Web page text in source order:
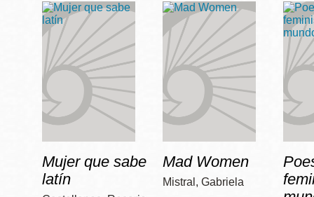
Mujer que sabe
latín
Mad Women
Mistral, Gabriela